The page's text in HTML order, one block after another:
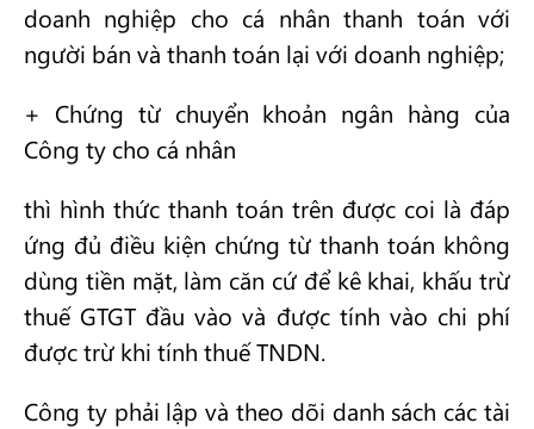
doanh nghiệp cho cá nhân thanh toán với
người bán và thanh toán lại với doanh nghiệp;
+ Chứng từ chuyển khoản ngân hàng của
Công ty cho cá nhân
thì hình thức thanh toán trên được coi là đáp
ứng đủ điều kiện chứng từ thanh toán không
dùng tiền mặt, làm căn cứ để kê khai, khấu trừ
thuế GTGT đầu vào và được tính vào chi phí
được trừ khi tính thuế TNDN.
Công ty phải lập và theo dõi danh sách các tài